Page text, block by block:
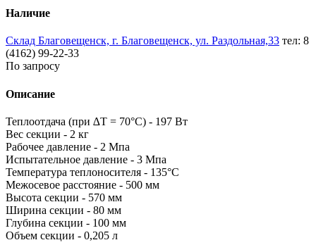
Наличие
Склад Благовещенск, г. Благовещенск, ул. Раздольная,33 тел: 8
(4162) 99-22-33
По запросу
Описание
Теплоотдача (при ∆T = 70°C) - 197 Вт
Вес секции - 2 кг
Рабочее давление - 2 Мпа
Испытательное давление - 3 Мпа
Температура теплоносителя - 135°C
Межосевое расстояние - 500 мм
Высота секции - 570 мм
Ширина секции - 80 мм
Глубина секции - 100 мм
Объем секции - 0,205 л